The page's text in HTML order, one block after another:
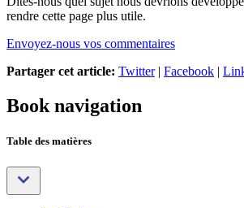
rendre cette page plus utile.
Envoyez-nous vos commentaires
Partager cet article: Twitter| Facebook |
Book navigation
Table des matières